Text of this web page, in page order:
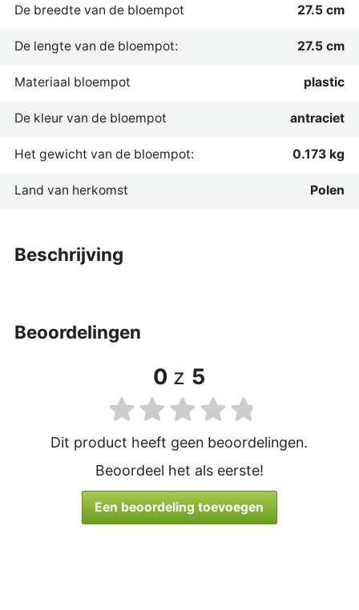
beschrijving
De breedte van de bloempot 27.5 cm
De lengte van de bloempot: 27.5 cm
Materiaal bloempot plastic
De kleur van de bloempot antraciet
Het gewicht van de bloempot: 0.173 kg
Land van herkomst Polen
beoordelingen
0 z 5
Dit product heeft geen beoordelingen.
Beoordeel het als eerste!
Een beoordeling toevoegen